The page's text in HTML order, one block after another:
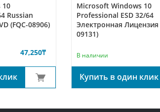
10
Russian
(FQC-08906)
47,250₸
Microsoft Windows 10
Professional ESD 32/64
Электронная Лицензия
09131)
В наличии
Купить в один клик